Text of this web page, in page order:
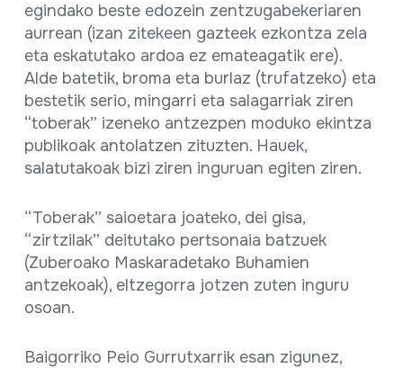
egindako beste edozein zentzugabekeriaren
aurrean (izan zitekeen gazteek ezkontza zela
eta eskatutako ardoa ez emateagatik ere).
Alde batetik, broma eta burlaz (trufatzeko) eta
bestetik serio, mingarri eta salagarriak ziren
“toberak” izeneko antzezpen moduko ekintza
publikoak antolatzen zituzten. Hauek,
salatutakoak bizi ziren inguruan egiten ziren.
“Toberak” saioetara joateko, dei gisa,
“zirtzilak” deitutako pertsonaia batzuek
(Zuberoako Maskaradetako Buhamien
antzekoak), eltzegorra jotzen zuten inguru
osoan.
Baigorriko Peio Gurrutxarrik esan zigunez,